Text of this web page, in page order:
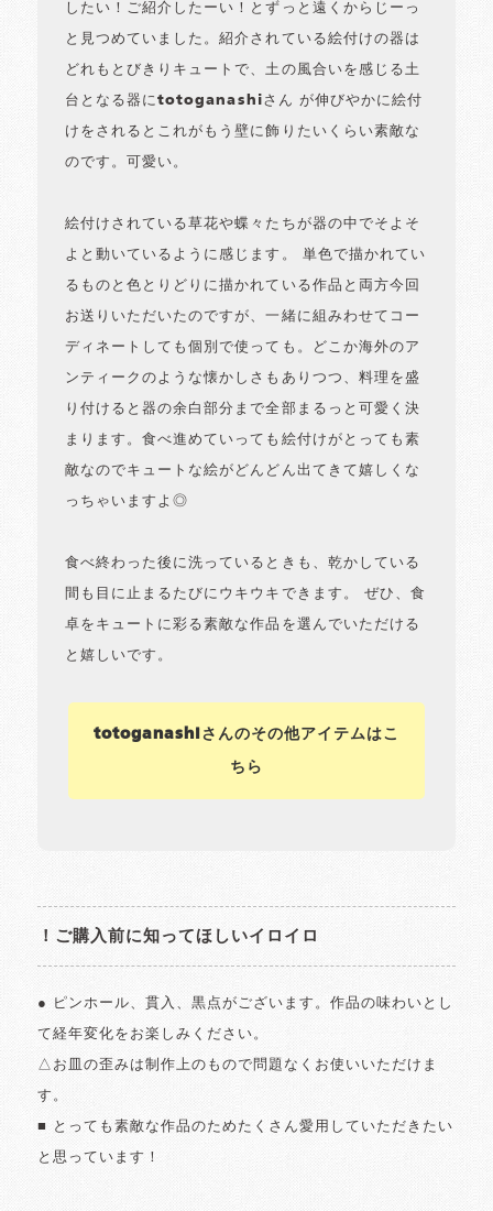
したい！ご紹介したーい！とずっと遠くからじーっ
と見つめていました。紹介されている絵付けの器は
どれもとびきりキュートで、土の風合いを感じる土
台となる器にtotoganashiさん が伸びやかに絵付
けをされるとこれがもう壁に飾りたいくらい素敵な
のです。可愛い。
絵付けされている草花や蝶々たちが器の中でそよそ
よと動いているように感じます。 単色で描かれてい
るものと色とりどりに描かれている作品と両方今回
お送りいただいたのですが、一緒に組みわせてコー
ディネートしても個別で使っても。どこか海外のア
ンティークのような懐かしさもありつつ、料理を盛
り付けると器の余白部分まで全部まるっと可愛く決
まります。食べ進めていっても絵付けがとっても素
敵なのでキュートな絵がどんどん出てきて嬉しくな
っちゃいますよ◎
食べ終わった後に洗っているときも、乾かしている
間も目に止まるたびにウキウキできます。 ぜひ、食
卓をキュートに彩る素敵な作品を選んでいただける
と嬉しいです。
totoganashiさんのその他アイテムはこ
ちら
！ご購入前に知ってほしいイロイロ
● ピンホール、貫入、黒点がございます。作品の味わいとし
て経年変化をお楽しみください。
△お皿の歪みは制作上のもので問題なくお使いいただけま
す。
■ とっても素敵な作品のためたくさん愛用していただきたい
と思っています！